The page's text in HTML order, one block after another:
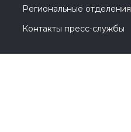
Региональные отделения
Контакты пресс-службы